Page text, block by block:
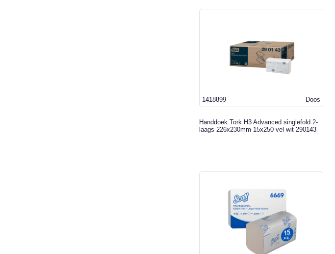
Doos
1418899
Handdoek Tork H3 Advanced singlefold 2-
laags 226x230mm 15x250 vel wit 290143